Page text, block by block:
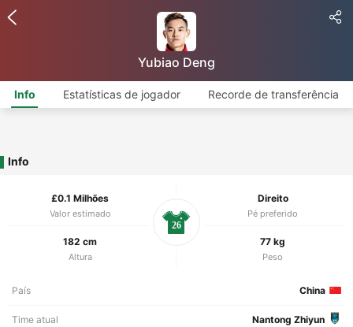
Yubiao Deng
Info Estatísticas de jogador Recorde de transferência
Info
£0.1 Milhões
Valor estimado
Direito
Pé preferido
182 cm
Altura
77 kg
Peso
26
País China
Time atual Nantong Zhiyun